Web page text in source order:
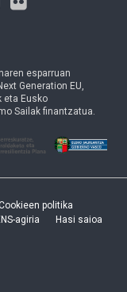
esparruan
Generation EU,
eta Eusko
Sailak finantzatua.
politika
agiria
Hasi saioa